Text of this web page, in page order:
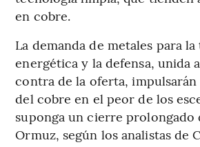
en cobre.
La demanda de metales para
energética y la defensa, unida
contra de la oferta, impulsarán
del cobre en el peor de los
suponga un cierre prolongado
Ormuz, según los analistas de